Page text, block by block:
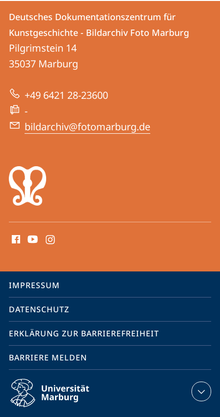
Kontakt
und
Informationen
zur
Website
Kontaktinformationen
Deutsches
Dokumentationszentrum
für
Kunstgeschichte
-
Bildarchiv
Foto
Marburg
Deutsches Dokumentationszentrum für
Kunstgeschichte - Bildarchiv Foto Marburg
Pilgrimstein 14
35037 Marburg
+49 6421 28-23600
-
bildarchiv@fotomarburg.de
Media
Service-
Navigation
IMPRESSUM
DATENSCHUTZ
ERKLÄRUNG ZUR BARRIEREFREIHEIT
BARRIERE MELDEN